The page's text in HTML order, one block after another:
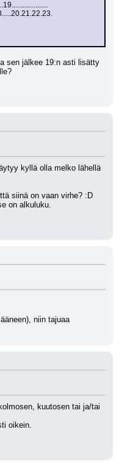
sen jälkee 19:n asti lisätty
kyllä olla melko lähellä
siinä on vaan virhe? :D
on alkuluku.
niin tajuaa
kuutosen tai ja/tai
oikein.